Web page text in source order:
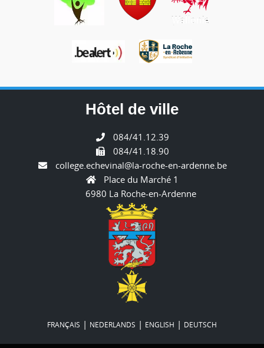
Hôtel de ville
084/41.12.39
084/41.18.90
college.echevinal@la-roche-en-ardenne.be
Place du Marché 1
6980 La Roche-en-Ardenne
FRANÇAIS | NEDERLANDS | ENGLISH | DEUTSCH